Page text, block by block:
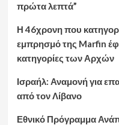
πρώτα λεπτά”
Η 46χρονη που
εμπρησμό της Marfin
κατηγορίες των Αρχών
Ισραήλ: Αναμονή για
από τον Λίβανο
Εθνικό Πρόγραμμα